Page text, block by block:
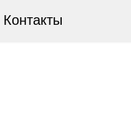
Контакты